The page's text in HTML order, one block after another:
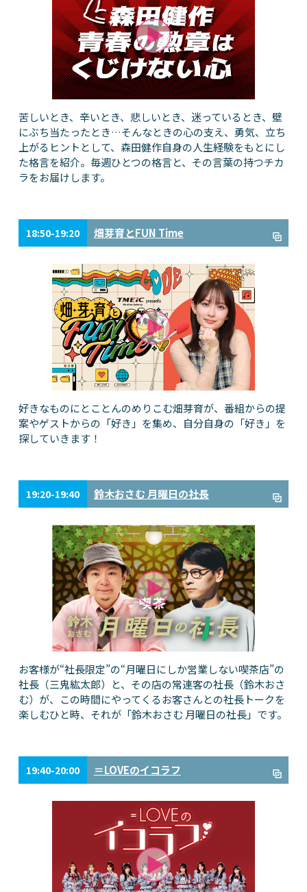
苦しいとき、辛いとき、悲しいとき、迷っているとき、壁
にぶち当たったとき…そんなときの心の支え、勇気、立ち
上がるヒントとして、森田健作自身の人生経験をもとにし
た格言を紹介。毎週ひとつの格言と、その言葉の持つチカ
ラをお届けします。
18:50-19:20 畑芽育とFUN Time
好きなものにとことんのめりこむ畑芽育が、番組からの提
案やゲストからの「好き」を集め、自分自身の「好き」を
探していきます！
19:20-19:40 鈴木おさむ 月曜日の社長
お客様が“社長限定”の“月曜日にしか営業しない喫茶店”の
社長（三鬼紘太郎）と、その店の常連客の社長（鈴木おさ
む）が、この時間にやってくるお客さんとの社長トークを
楽しむひと時、それが「鈴木おさむ 月曜日の社長」です。
19:40-20:00 ＝LOVEのイコラフ